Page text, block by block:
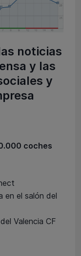
noticias
y las
y
coches
en el salón del
Valencia CF